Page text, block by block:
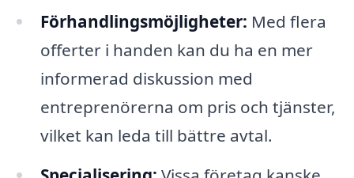
Förhandlingsmöjligheter: Med flera
offerter i handen kan du ha en mer
informerad diskussion med
entreprenörerna om pris och tjänster,
vilket kan leda till bättre avtal.